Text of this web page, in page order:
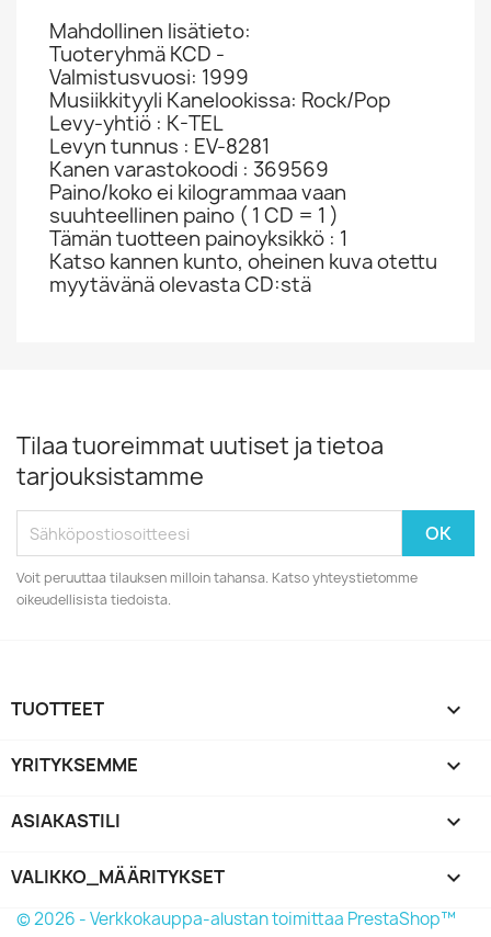
Mahdollinen lisätieto:
Tuoteryhmä KCD -
Valmistusvuosi: 1999
Musiikkityyli Kanelookissa: Rock/Pop
Levy-yhtiö : K-TEL
Levyn tunnus : EV-8281
Kanen varastokoodi : 369569
Paino/koko ei kilogrammaa vaan
suuhteellinen paino ( 1 CD = 1 )
Tämän tuotteen painoyksikkö : 1
Katso kannen kunto, oheinen kuva otettu
myytävänä olevasta CD:stä
Tilaa tuoreimmat uutiset ja tietoa
tarjouksistamme
Voit peruuttaa tilauksen milloin tahansa. Katso yhteystietomme
oikeudellisista tiedoista.
TUOTTEET 
YRITYKSEMME 
ASIAKASTILI 
VALIKKO_MÄÄRITYKSET keyboard_arrow_down
© 2026 - Verkkokauppa-alustan toimittaa PrestaShop™